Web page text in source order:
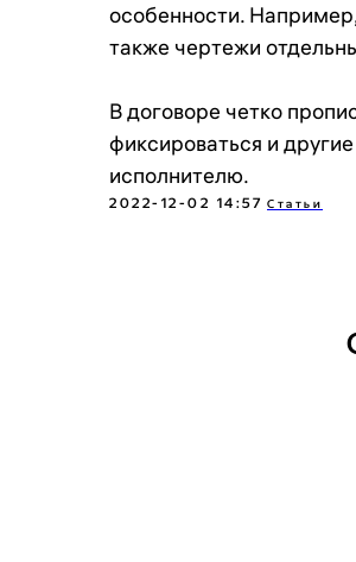
особенности.
также чертежи
В договоре четко
фиксироваться и
исполнителю.
2022-12-02 14:57 Статьи